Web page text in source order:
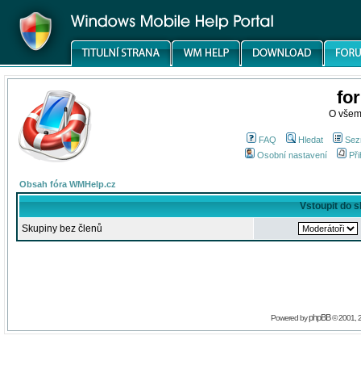
O
FAQ Hledat
Osobní nastavení
Obsah fóra WMHelp.cz
Vstoupit do
Skupiny bez členů
Powered byphpBB© 2001,